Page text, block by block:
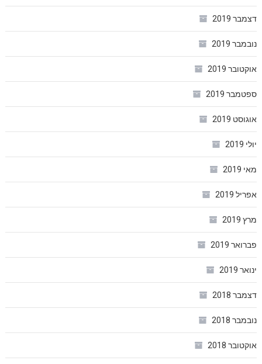
דצמבר 2019
נובמבר 2019
אוקטובר 2019
ספטמבר 2019
אוגוסט 2019
יולי 2019
מאי 2019
אפריל 2019
מרץ 2019
פברואר 2019
ינואר 2019
דצמבר 2018
נובמבר 2018
אוקטובר 2018